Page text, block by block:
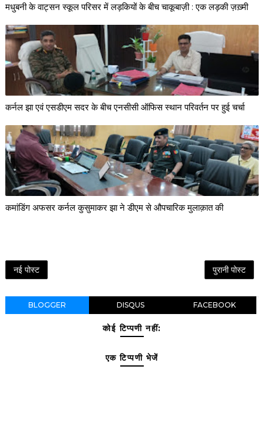
मधुबनी के वाट्सन स्कूल परिसर में लड़कियों के बीच चाकूबाज़ी : एक लड़की ज़ख़्मी
कर्नल झा एवं एसडीएम सदर के बीच एनसीसी ऑफिस स्थान परिवर्तन पर हुई चर्चा
कमांडिंग अफसर कर्नल कुसुमाकर झा ने डीएम से औपचारिक मुलाक़ात की
नई पोस्ट पुरानी पोस्ट
BLOGGER DISQUS FACEBOOK
कोई टिप्पणी नहीं:
एक टिप्पणी भेजें